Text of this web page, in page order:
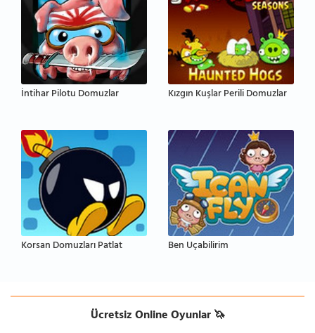
İntihar Pilotu Domuzlar Kızgın Kuşlar Perili Domuzlar
Korsan Domuzları Patlat Ben Uçabilirim
Ücretsiz Online Oyunlar 🦄